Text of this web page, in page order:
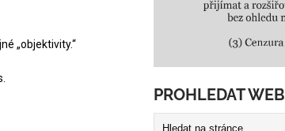
„objektivity.“
PROHLEDAT WEB